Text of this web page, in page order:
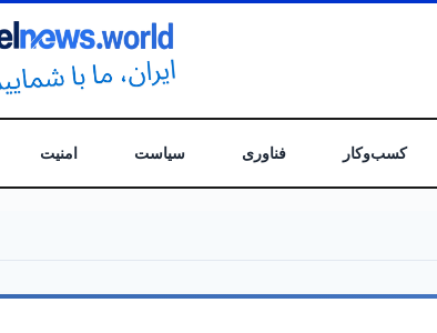
کسب‌وکار فناوری سیاست امنیت